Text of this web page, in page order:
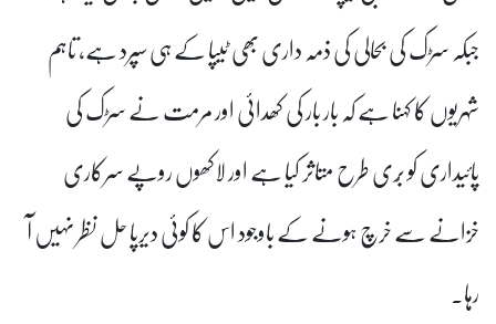
جبکہ سڑک کی بحالی کی ذمہ داری بھی ٹیپا کے ہی سپرد ہے، تاہم
شہریوں کا کہنا ہے کہ بار بار کی کھدائی اور مرمت نے سڑک کی
پائیداری کو بُری طرح متاثر کیا ہے اور لاکھوں روپے سرکاری
خزانے سے خرچ ہونے کے باوجود اس کا کوئی دیرپا حل نظر نہیں آ
رہا۔